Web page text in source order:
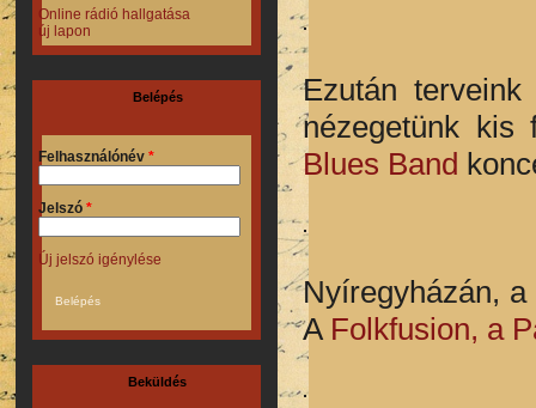
Online rádió hallgatása
új lapon
Belépés
Felhasználónév *
Jelszó *
Új jelszó igénylése
Beküldés
Ezután
nézegetünk
Blues Band
Nyíregyházán,
A Folkfusion, a